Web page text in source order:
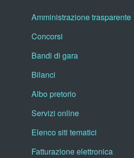
Amministrazione trasparente
Concorsi
Bandi di gara
Bilanci
Albo pretorio
Servizi online
Elenco siti tematici
Fatturazione elettronica